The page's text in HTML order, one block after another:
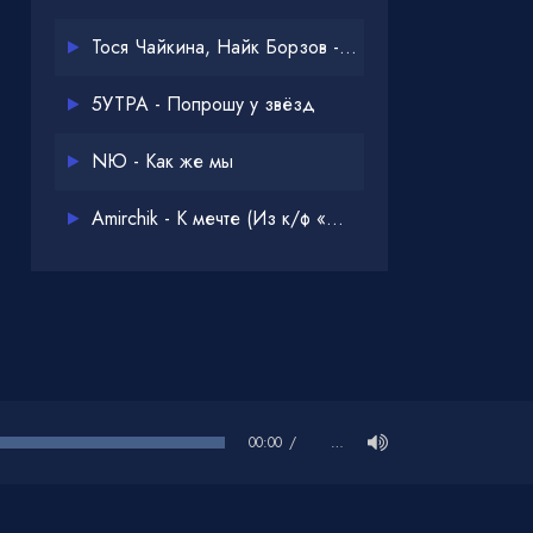
Тося Чайкина, Найк Борзов - Опять
5УТРА - Попрошу у звёзд
NЮ - Как же мы
Amirchik - К мечте (Из к/ф «Одна дома 3»)
00:00 …